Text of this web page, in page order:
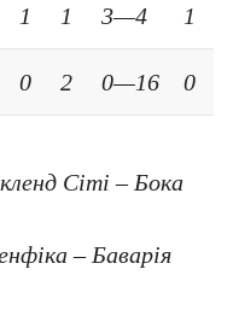
1 1 3—4 1
0 2 0—16 0
Сіті – Бока
– Баварія